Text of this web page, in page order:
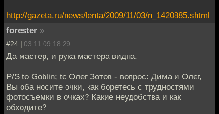
http://gazeta.ru/news/lenta/2009/11/03/n_1420885.shtml
forester »
#24 | 03.11.09 18:29
Да мастер, и рука мастера видна.
P/S to Goblin; to Олег Зотов - вопрос: Дима и Олег,
Вы оба носите очки, как боретесь с трудностями
фотосъемки в очках? Какие неудобства и как
обходите?